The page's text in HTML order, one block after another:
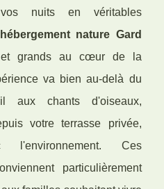
vos nuits en véritables
hébergement nature Gard
et grands au cœur de la
va bien au-delà du
aux chants d'oiseaux,
votre terrasse privée,
Ces
particulièrement